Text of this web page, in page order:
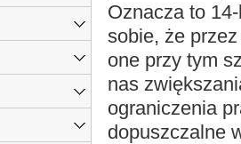
Oznacza to
sobie, że
one przy tym
nas
ograniczenia
dopuszczalne